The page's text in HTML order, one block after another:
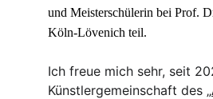
und Meisterschülerin bei Prof.
Köln-Lövenich teil.
Ich freue mich sehr, seit
Künstlergemeinschaft des „